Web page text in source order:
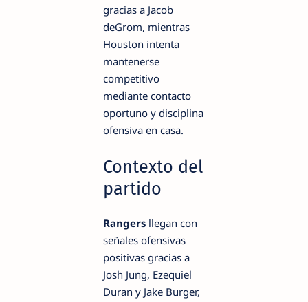
gracias a Jacob
deGrom, mientras
Houston intenta
mantenerse
competitivo
mediante contacto
oportuno y disciplina
ofensiva en casa.
Contexto del
partido
Rangers llegan con
señales ofensivas
positivas gracias a
Josh Jung, Ezequiel
Duran y Jake Burger,